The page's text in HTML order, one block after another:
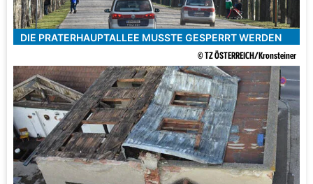
DIE PRATERHAUPTALLEE MUSSTE GESPERRT WERDEN
© TZ ÖSTERREICH/Kronsteiner